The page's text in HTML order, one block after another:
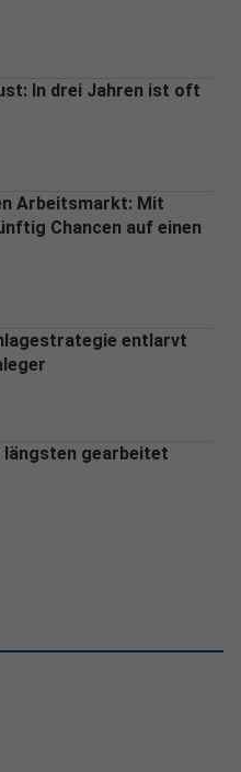
In drei Jahren ist oft
Arbeitsmarkt: Mit
Chancen auf einen
entlarvt
längsten gearbeitet